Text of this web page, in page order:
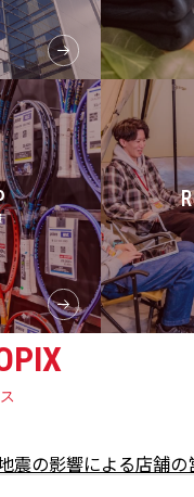
震の影響による店舗の